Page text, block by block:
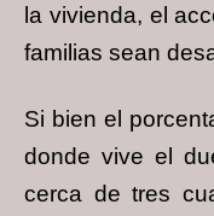
la vivienda, el
familias sean
Si bien el
donde vive el
cerca de tres